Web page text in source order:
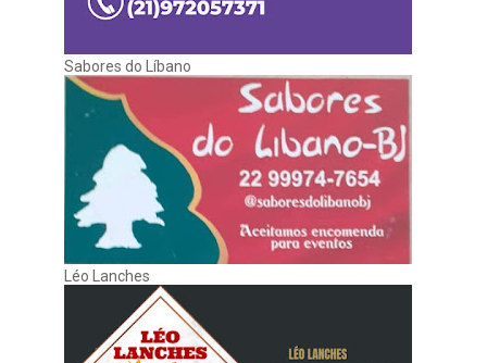
Sabores do Líbano
Léo Lanches